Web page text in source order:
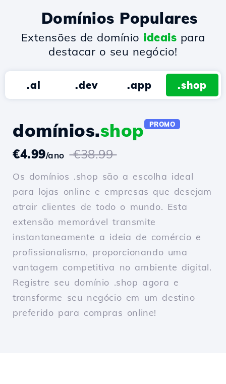
Domínios Populares
Extensões de domínio ideais para
destacar o seu negócio!
.ai .dev .app .shop
domínios.shop PROMO
€4.99/ano €38.99
Os domínios .shop são a escolha ideal
para lojas online e empresas que desejam
atrair clientes de todo o mundo. Esta
extensão memorável transmite
instantaneamente a ideia de comércio e
profissionalismo, proporcionando uma
vantagem competitiva no ambiente digital.
Registre seu domínio .shop agora e
transforme seu negócio em um destino
preferido para compras online!